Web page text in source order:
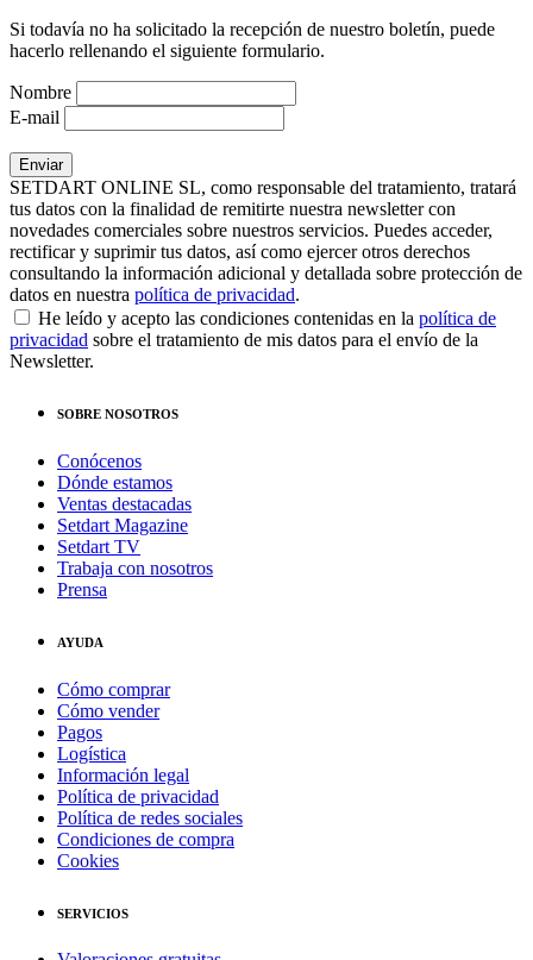
Si todavía no ha solicitado la recepción de nuestro boletín, puede
hacerlo rellenando el siguiente formulario.
Nombre
E-mail
SETDART ONLINE SL, como responsable del tratamiento, tratará
tus datos con la finalidad de remitirte nuestra newsletter con
novedades comerciales sobre nuestros servicios. Puedes acceder,
rectificar y suprimir tus datos, así como ejercer otros derechos
consultando la información adicional y detallada sobre protección de
datos en nuestra política de privacidad.
He leído y acepto las condiciones contenidas en la política de
privacidad sobre el tratamiento de mis datos para el envío de la
Newsletter.
SOBRE NOSOTROS
Conócenos
Dónde estamos
Ventas destacadas
Setdart Magazine
Setdart TV
Trabaja con nosotros
Prensa
AYUDA
Cómo comprar
Cómo vender
Pagos
Logística
Información legal
Política de privacidad
Política de redes sociales
Condiciones de compra
Cookies
SERVICIOS